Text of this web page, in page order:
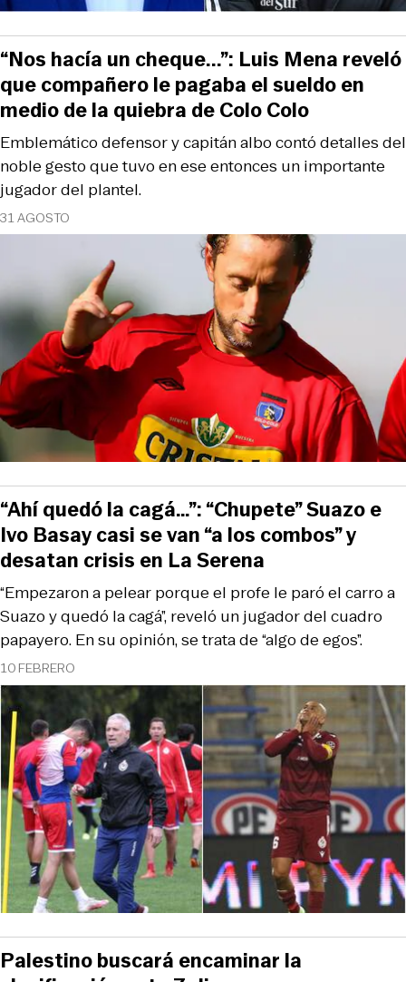
31 AGOSTO
Emblemático defensor y capitán albo contó detalles del
noble gesto que tuvo en ese entonces un importante
jugador del plantel.
“Nos hacía un cheque...”: Luis Mena reveló
que compañero le pagaba el sueldo en
medio de la quiebra de Colo Colo
10 FEBRERO
“Empezaron a pelear porque el profe le paró el carro a
Suazo y quedó la cagá”, reveló un jugador del cuadro
papayero. En su opinión, se trata de “algo de egos”.
“Ahí quedó la cagá…”: “Chupete” Suazo e
Ivo Basay casi se van “a los combos” y
desatan crisis en La Serena
Palestino buscará encaminar la